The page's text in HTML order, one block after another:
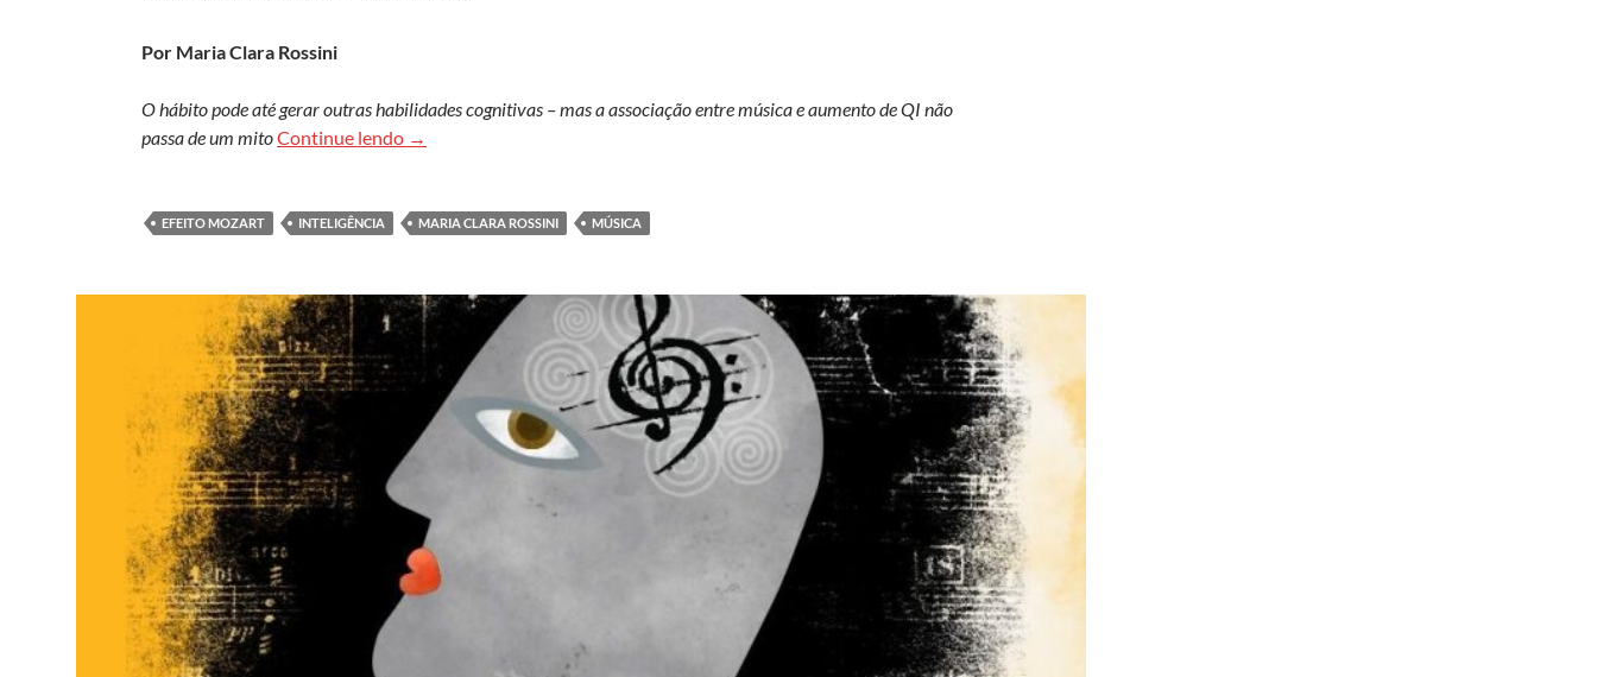
Por Maria Clara Rossini
O hábito pode até gerar outras habilidades cognitivas – mas a associação entre música e aumento de QI não
passa de um mitoContinue lendo Aprender e ouvir música nos torna mais inteligentes?
→
EFEITO MOZART INTELIGÊNCIA MARIA CLARA ROSSINI MÚSICA